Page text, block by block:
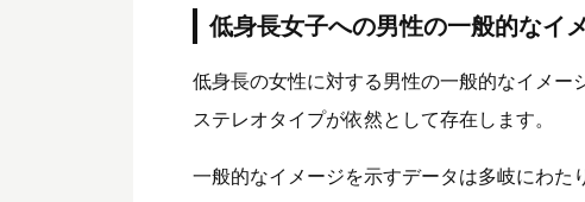
低身長女子への男性の一般的なイ
低身長の女性に対する男性の一般的なイメ
ステレオタイプが依然として存在します。
一般的なイメージを示すデータは多岐にわた